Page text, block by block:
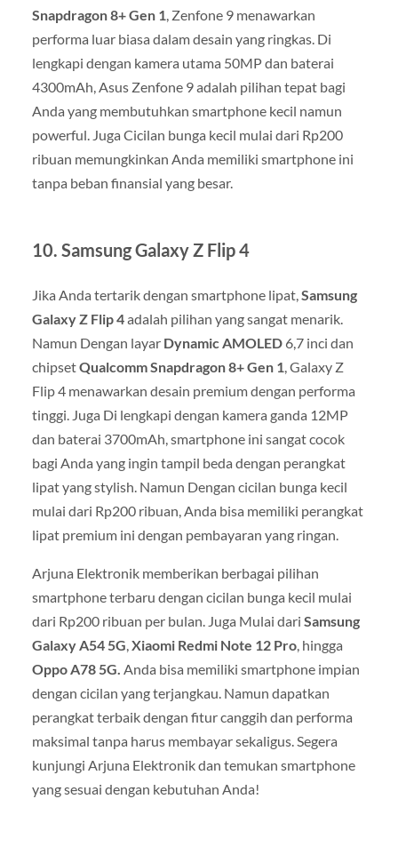
Snapdragon 8+ Gen 1 , Zenfone 9 menawarkan
performa luar biasa dalam desain yang ringkas. Di
lengkapi dengan kamera utama 50MP dan baterai
4300mAh, Asus Zenfone 9 adalah pilihan tepat bagi
Anda yang membutuhkan smartphone kecil namun
powerful. Juga Cicilan bunga kecil mulai dari Rp200
ribuan memungkinkan Anda memiliki smartphone ini
tanpa beban finansial yang besar.
10. Samsung Galaxy Z Flip 4
Jika Anda tertarik dengan smartphone lipat, Samsung
Galaxy Z Flip 4adalah pilihan yang sangat menarik.
Namun Dengan layar Dynamic AMOLED6,7 inci dan
chipsetQualcomm Snapdragon 8+ Gen 1 , Galaxy Z
Flip 4 menawarkan desain premium dengan performa
tinggi. Juga Di lengkapi dengan kamera ganda 12MP
dan baterai 3700mAh, smartphone ini sangat cocok
bagi Anda yang ingin tampil beda dengan perangkat
lipat yang stylish. Namun Dengan cicilan bunga kecil
mulai dari Rp200 ribuan, Anda bisa memiliki perangkat
lipat premium ini dengan pembayaran yang ringan.
Arjuna Elektronik memberikan berbagai pilihan
smartphone terbaru dengan cicilan bunga kecil mulai
dari Rp200 ribuan per bulan. Juga Mulai dari Samsung
Galaxy A54 5G,Xiaomi Redmi Note 12 Pro, hingga
Oppo A78 5G. Anda bisa memiliki smartphone impian
dengan cicilan yang terjangkau. Namun dapatkan
perangkat terbaik dengan fitur canggih dan performa
maksimal tanpa harus membayar sekaligus. Segera
kunjungi Arjuna Elektronik dan temukan smartphone
yang sesuai dengan kebutuhan Anda!